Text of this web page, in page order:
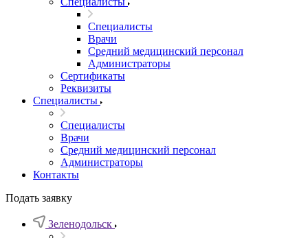
Специалисты
Врачи
Средний медицинский персонал
Администраторы
Сертификаты
Реквизиты
Специалисты
Специалисты
Врачи
Средний медицинский персонал
Администраторы
Контакты
Подать заявку
Зеленодольск